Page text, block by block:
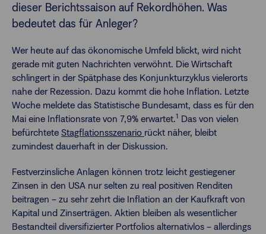
dieser Berichtssaison auf Rekordhöhen. Was
bedeutet das für Anleger?
Wer heute auf das ökonomische Umfeld blickt, wird nicht
gerade mit guten Nachrichten verwöhnt. Die Wirtschaft
schlingert in der Spätphase des Konjunkturzyklus vielerorts
nahe der Rezession. Dazu kommt die hohe Inflation. Letzte
Woche meldete das Statistische Bundesamt, dass es für den
Mai eine Inflationsrate von 7,9% erwartet.1 Das von vielen
befürchtete Stagflationsszenario rückt näher, bleibt
zumindest dauerhaft in der Diskussion.
Festverzinsliche Anlagen können trotz leicht gestiegener
Zinsen in den USA nur selten zu real positiven Renditen
beitragen – zu sehr zehrt die Inflation an der Kaufkraft von
Kapital und Zinserträgen. Aktien bleiben als wesentlicher
Bestandteil diversifizierter Portfolios alternativlos – allerdings